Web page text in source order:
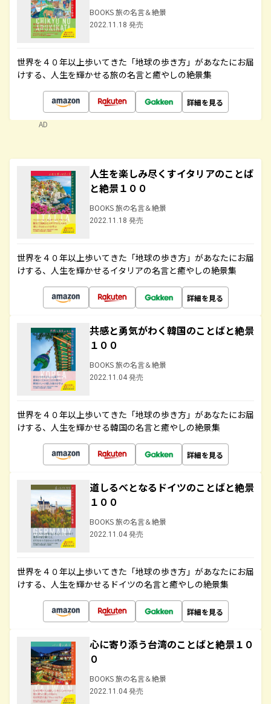
BOOKS 旅の名言＆絶景
2022.11.18 発売
世界を４０年以上歩いてきた「地球の歩き方」があなたにお届
けする、人生を輝かせる旅の名言と癒やしの絶景集
詳細を見る
AD
人生を楽しみ尽くすイタリアのことば
と絶景１００
BOOKS 旅の名言＆絶景
2022.11.18 発売
世界を４０年以上歩いてきた「地球の歩き方」があなたにお届
けする、人生を輝かせるイタリアの名言と癒やしの絶景集
詳細を見る
共感と勇気がわく韓国のことばと絶景
１００
BOOKS 旅の名言＆絶景
2022.11.04 発売
世界を４０年以上歩いてきた「地球の歩き方」があなたにお届
けする、人生を輝かせる韓国の名言と癒やしの絶景集
詳細を見る
道しるべとなるドイツのことばと絶景
１００
BOOKS 旅の名言＆絶景
2022.11.04 発売
世界を４０年以上歩いてきた「地球の歩き方」があなたにお届
けする、人生を輝かせるドイツの名言と癒やしの絶景集
詳細を見る
心に寄り添う台湾のことばと絶景１０
０
BOOKS 旅の名言＆絶景
2022.11.04 発売